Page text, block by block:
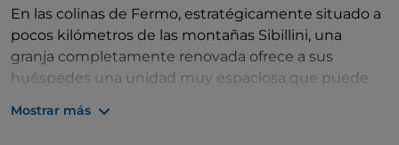
En las colinas de Fermo, estratégicamente situado a
pocos kilómetros de las montañas Sibillini, una
granja completamente renovada ofrece a sus
huéspedes una unidad muy espaciosa que puede
Mostrar más